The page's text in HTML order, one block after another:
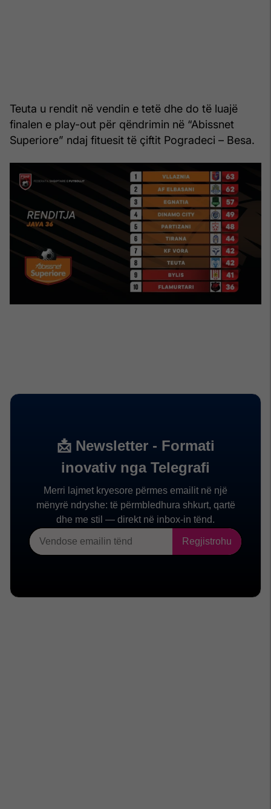
Teuta u rendit në vendin e tetë dhe do të luajë
finalen e play-out për qëndrimin në “Abissnet
Superiore” ndaj fituesit të çiftit Pogradeci – Besa.